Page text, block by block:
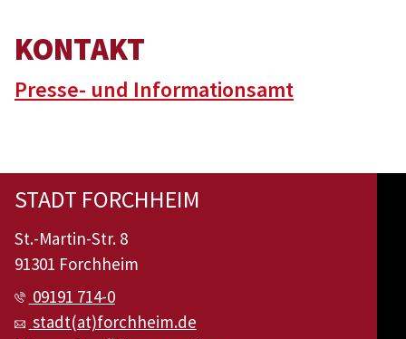
KONTAKT
Presse- und Informationsamt
STADT FORCHHEIM
St.-Martin-Str. 8
91301 Forchheim
09191 714-0
stadt(at)forchheim.de